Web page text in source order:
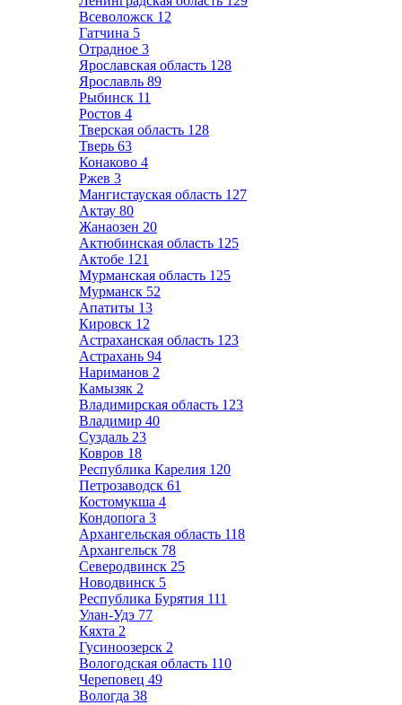
Всеволожск 12
Гатчина 5
Отрадное 3
Ярославская область 128
Ярославль 89
Рыбинск 11
Ростов 4
Тверская область 128
Тверь 63
Конаково 4
Ржев 3
Мангистауская область 127
Актау 80
Жанаозен 20
Актюбинская область 125
Актобе 121
Мурманская область 125
Мурманск 52
Апатиты 13
Кировск 12
Астраханская область 123
Астрахань 94
Нариманов 2
Камызяк 2
Владимирская область 123
Владимир 40
Суздаль 23
Ковров 18
Республика Карелия 120
Петрозаводск 61
Костомукша 4
Кондопога 3
Архангельская область 118
Архангельск 78
Северодвинск 25
Новодвинск 5
Республика Бурятия 111
Улан-Удэ 77
Кяхта 2
Гусиноозерск 2
Вологодская область 110
Череповец 49
Вологда 38